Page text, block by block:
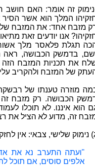
זה אומר: האם חושב
המלך הוא אשר
מזבח אחד: את המזבח
אנו יודעים זאת
תגלת פלאסר מלך
בדמשק הכבושה, ראה
את תכניות המזבח הזה
של המזבח ולהקריב
מוזרה טענתו של
הכבושה. רק מזבח זה
הוא איננו. לא תוכלו
זה, מדוע לא הציל את
נימוק שלישי, צבאי: אין
"ועתה התערב נא את
אלפים סוסים, אם תוכל